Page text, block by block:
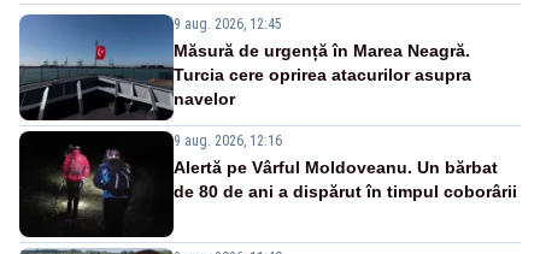
9 aug. 2026, 12:45
Măsură de urgență în Marea Neagră.
Turcia cere oprirea atacurilor asupra
navelor
9 aug. 2026, 12:16
Alertă pe Vârful Moldoveanu. Un bărbat
de 80 de ani a dispărut în timpul coborârii